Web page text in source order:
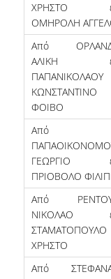
ΧΡΗΣΤΟ
ΟΜΗΡΟΛΗ
Από
ΑΛΙΚΗ
ΠΑΠΑΝΙΚΟΛΑΟΥ
ΚΩΝΣΤΑΝΤΙΝΟ
ΦΟΙΒΟ
Από
ΓΕΩΡΓΙΟ
ΠΡΙΟΒΟΛΟ
Από
ΝΙΚΟΛΑΟ
ΣΤΑΜΑΤΟΠΟΥΛΟ
ΧΡΗΣΤΟ
Από